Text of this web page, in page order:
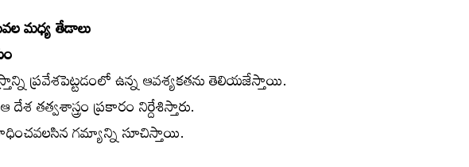
మధ్య తేడాలు
ప్రవేశపెట్టడంలో ఉన్న ఆవశ్యకతను తెలియజేస్తాయి.
తత్వశాస్త్రం ప్రకారం నిర్దేశిస్తారు.
గమ్యాన్ని సూచిస్తాయి.